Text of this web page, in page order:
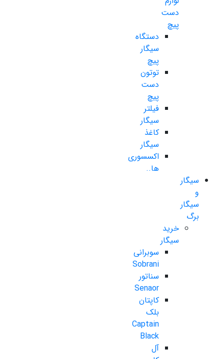
دست
پیچ
دستگاه
سیگار
پیچ
توتون
دست
پیچ
فیلتر
سیگار
کاغذ
سیگار
اکسسوری
ها..
سیگار
و
سیگار
برگ
خرید
سیگار
سوبرانی
Sobrani
سناتور
Senaor
کاپتان
بلک
Captain
Black
آل